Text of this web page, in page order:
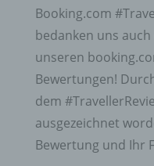
Booking.com
bedanken uns
unseren
Bewertungen!
dem
ausgezeichnet
Bewertung und Ihr